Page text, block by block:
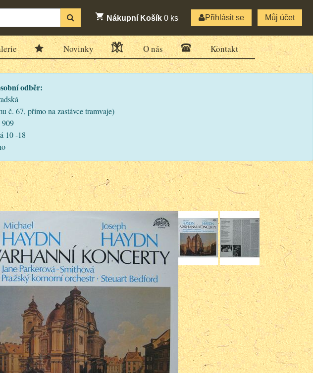
Nákupní Košík 0 ks Přihlásit se Můj účet
Novinky O nás Kontakt
odběr:
č. 67, přímo na zastávce tramvaje)
10 -18